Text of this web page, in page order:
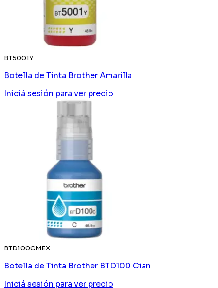
BT5001Y
Botella de Tinta Brother Amarilla
Iniciá sesión para ver precio
BTD100CMEX
Botella de Tinta Brother BTD100 Cian
Iniciá sesión para ver precio